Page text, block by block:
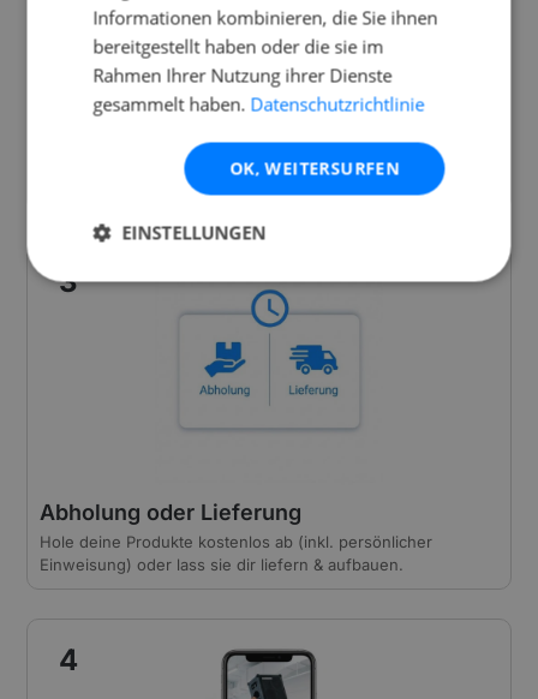
Lege alles in den Warenkorb und zahle sicher online. Deine
Miete ist kautionsfrei und versichert.
3
Abholung oder Lieferung
Hole deine Produkte kostenlos ab (inkl. persönlicher
Einweisung) oder lass sie dir liefern & aufbauen.
4
Informationen kombinieren, die Sie ihnen
bereitgestellt haben oder die sie im
Rahmen Ihrer Nutzung ihrer Dienste
gesammelt haben. Datenschutzrichtlinie
OK, WEITERSURFEN
EINSTELLUNGEN